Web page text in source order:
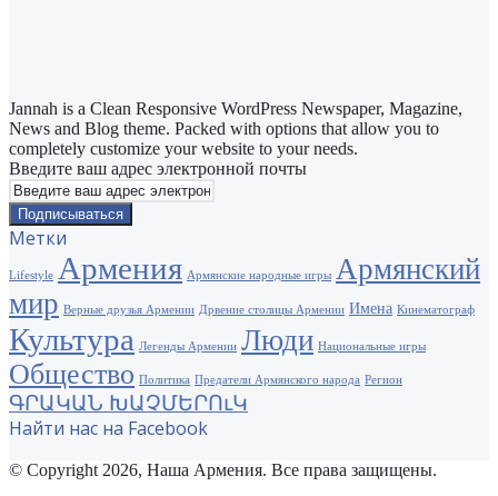
Jannah is a Clean Responsive WordPress Newspaper, Magazine,
News and Blog theme. Packed with options that allow you to
completely customize your website to your needs.
Введите ваш адрес электронной почты
Метки
Lifestyle Армения Армянские народные игры Армянский
мир Верные друзья Армении Дрвение столицы Армении Имена Кинематограф
Культура Легенды Армении Люди Национальные игры
Общество Политика Предатели Армянского народа Регион
ԳՐԱԿԱՆ ԽԱՉՄԵՐՈւԿ
Найти нас на Facebook
© Copyright 2026, Наша Армения. Все права защищены.